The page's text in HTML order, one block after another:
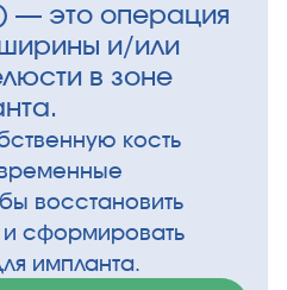
— это операция
и/или
в зоне
кость
восстановить
сформировать
импланта.